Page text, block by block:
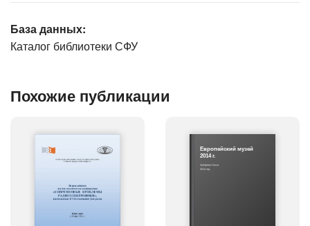
База данных:
Каталог библиотеки СФУ
Похожие публикации
Европейский музей
2014 г.
Зубарева Ольга
2014 год